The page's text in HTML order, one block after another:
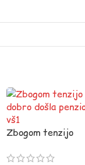
Zbogom tenzijo
vš1